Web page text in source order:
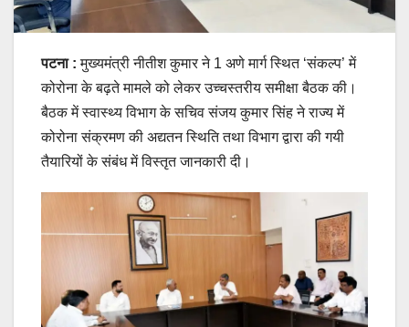
पटना : मुख्यमंत्री नीतीश कुमार ने 1 अणे मार्ग स्थित ‘संकल्प’ में
कोरोना के बढ़ते मामले को लेकर उच्चस्तरीय समीक्षा बैठक की।
बैठक में स्वास्थ्य विभाग के सचिव संजय कुमार सिंह ने राज्य में
कोरोना संक्रमण की अद्यतन स्थिति तथा विभाग द्वारा की गयी
तैयारियों के संबंध में विस्तृत जानकारी दी।